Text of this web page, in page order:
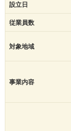
設立日
従業員数
対象地域
事業内容